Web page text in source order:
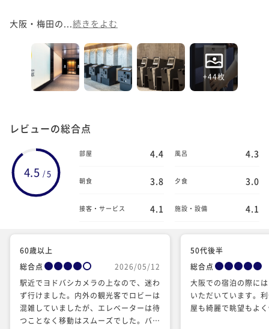
大阪・梅田の... 続きをよむ
+44枚
レビューの総合点
4.5 /5
部屋 4.4 風呂 4.3
朝食 3.8 夕食 3.0
接客・サービス 4.1 施設・設備 4.1
60歳以上
総合点
2026/05/12
駅近でヨドバシカメラの上なので、迷わ
ず行けました。内外の観光客でロビーは
混雑していましたが、エレベーターは待
つことなく移動はスムーズでした。バス
50代後半
総合点
大阪での宿泊の際に
いただいています。
屋も綺麗で眺望もよ